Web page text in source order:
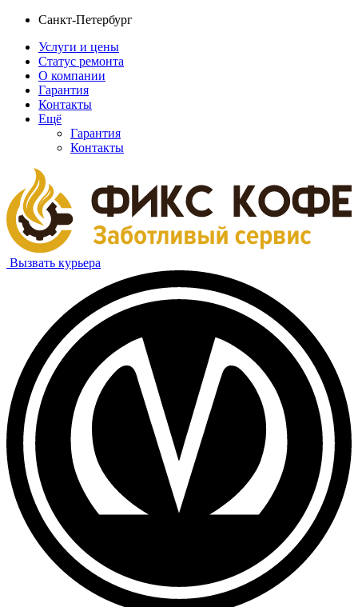
Санкт-Петербург
Услуги и цены
Статус ремонта
О компании
Гарантия
Контакты
Ещё
Гарантия
Контакты
Вызвать курьера